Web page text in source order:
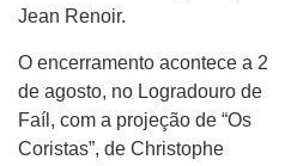
Jean Renoir.
O encerramento acontece a 2
de agosto, no Logradouro de
Faíl, com a projeção de “Os
Coristas”, de Christophe